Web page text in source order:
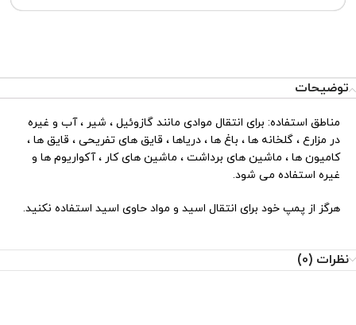
توضیحات
مناطق استفاده: برای انتقال موادی مانند گازوئیل ، شیر ، آب و غیره
در مزارع ، گلخانه ها ، باغ ها ، دریاها ، قایق های تفریحی ، قایق ها ،
کامیون ها ، ماشین های برداشت ، ماشین های کار ، آکواریوم ها و
غیره استفاده می شود.
هرگز از پمپ خود برای انتقال اسید و مواد حاوی اسید استفاده نکنید.
نظرات (0)